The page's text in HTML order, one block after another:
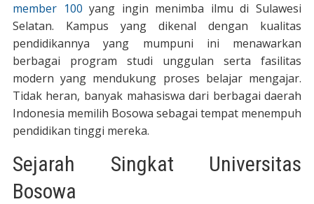
member 100 yang ingin menimba ilmu di Sulawesi
Selatan. Kampus yang dikenal dengan kualitas
pendidikannya yang mumpuni ini menawarkan
berbagai program studi unggulan serta fasilitas
modern yang mendukung proses belajar mengajar.
Tidak heran, banyak mahasiswa dari berbagai daerah
Indonesia memilih Bosowa sebagai tempat menempuh
pendidikan tinggi mereka.
Sejarah Singkat Universitas
Bosowa